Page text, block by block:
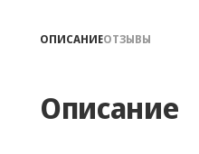
ОПИСАНИЕОТЗЫВЫ
Описание